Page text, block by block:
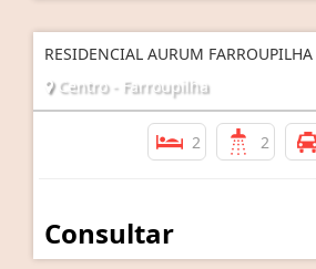
RESIDENCIAL AURUM FARROUPILHA
Centro - Farroupilha
2 2
Consultar